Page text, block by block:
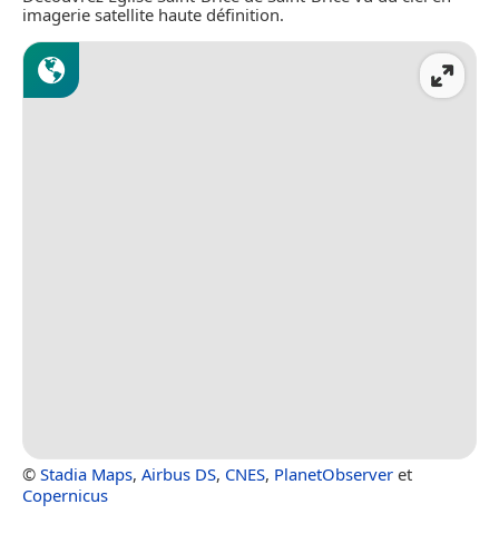
imagerie satellite haute définition.
© Stadia Maps, Airbus DS, CNES, PlanetObserver et
Copernicus